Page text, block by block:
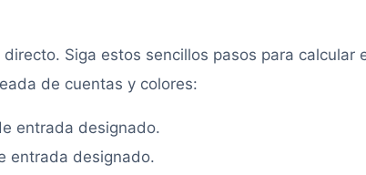
Siga estos sencillos pasos para calcular
de cuentas y colores:
entrada designado.
entrada designado.